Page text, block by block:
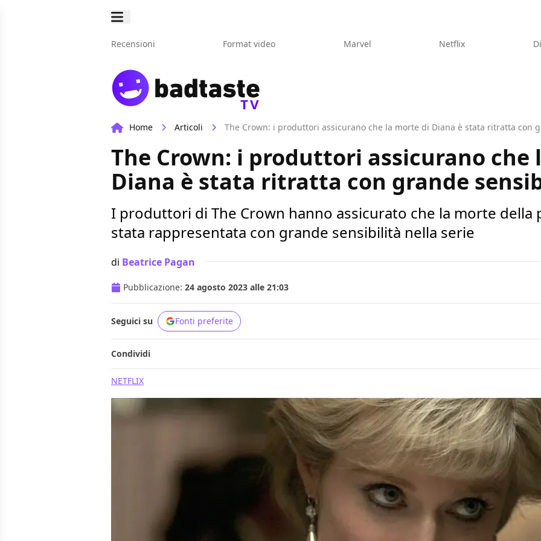
Recensioni Format video Marvel Netflix
TV
Home Articoli The Crown: i produttori assicurano che la morte di Diana è stata ritratta con
The Crown: i produttori assicurano che
Diana è stata ritratta con grande
I produttori di The Crown hanno assicurato che la morte della
stata rappresentata con grande sensibilità nella serie
di Beatrice Pagan
Pubblicazione: 24 agosto 2023 alle 21:03
Seguici su Fonti preferite
Condividi
NETFLIX